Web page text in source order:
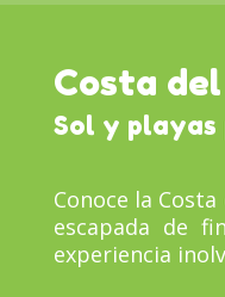
Costa
Sol y playas
Conoce la
escapada de
experiencia